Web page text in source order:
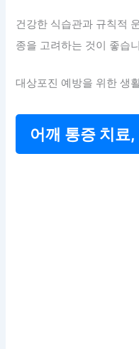
건강한 식습관과 규칙적
종을 고려하는 것이 좋습
대상포진 예방을 위한 생
어깨 통증 치료